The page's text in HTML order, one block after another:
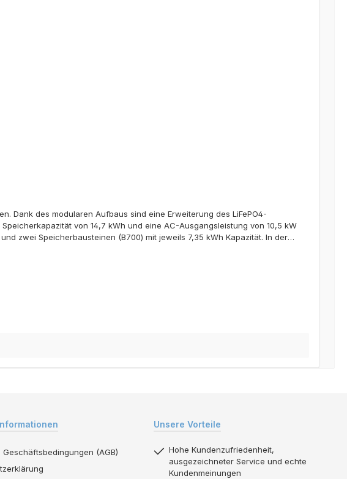
Dank des modularen Aufbaus sind eine Erweiterung des LiFePO4-
von 14,7 kWh und eine AC-Ausgangsleistung von 10,5 kW
zwei Speicherbausteinen (B700) mit jeweils 7,35 kWh Kapazität. In der
aus der Ferne über die kostenlosen App des Herstellers gesteuert und
Geschäftsbedingungen (AGB)
Unsere Vorteile
Hohe Kundenzufriedenheit,
ausgezeichneter Service und echte
Kundenmeinungen